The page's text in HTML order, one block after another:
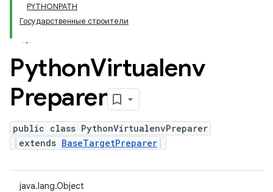
PYTHONPATH
Государственные строители
PythonVirtualenv
Preparer
public class PythonVirtualenvPreparer
extends BaseTargetPreparer
java.lang.Object